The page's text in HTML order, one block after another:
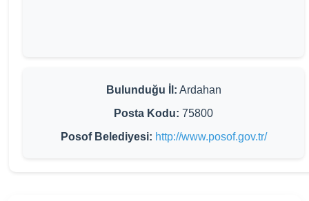
Bulunduğu İl: Ardahan
Posta Kodu: 75800
Posof Belediyesi: http://www.posof.gov.tr/